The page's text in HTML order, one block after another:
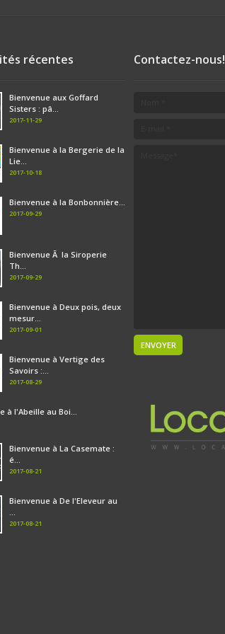
récentes
Bienvenue aux Goffard
Sisters : pâ...
2017-11-29
Bienvenue à la Bergerie de la
Lie...
2017-10-18
Bienvenue à la Bonbonnière...
2017-09-29
Bienvenue Ã la Siroperie
Th...
2017-09-29
Bienvenue à Deux pois, deux
mesur...
2017-09-01
Bienvenue à Vertige des
Savoirs :...
2017-08-29
à l'Abeille au Boi...
Bienvenue à La Casemate :
é...
2017-08-21
Bienvenue à De l'Eleveur au
...
2017-08-21
Contactez-nous!